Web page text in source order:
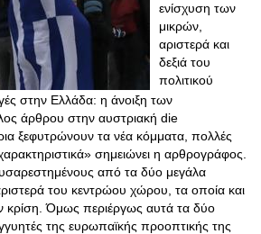
ενίσχυση των
μικρών,
αριστερά και
δεξιά του
πολιτικού
στην Ελλάδα: η άνοιξη των
άρθρου στην αυστριακή die
ξεφυτρώνουν τα νέα κόμματα, πολλές
σημειώνει η αρθρογράφος.
από τα δύο μεγάλα
του κεντρώου χώρου, τα οποία και
Όμως περιέργως αυτά τα δύο
της ευρωπαϊκής προοπτικής της